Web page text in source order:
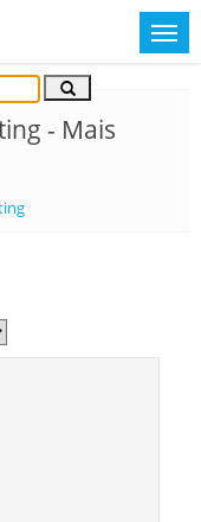
- Mais